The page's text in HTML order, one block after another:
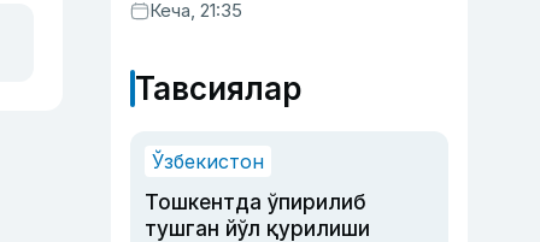
маълум қилинди
Кеча, 21:35
Тавсиялар
Ўзбекистон
Тошкентда ўпирилиб
тушган йўл қурилиши